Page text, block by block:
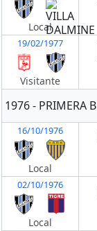
Local
19/02/1977
Visitante
1976 - PRIMERA B
16/10/1976
Local
02/10/1976
Local